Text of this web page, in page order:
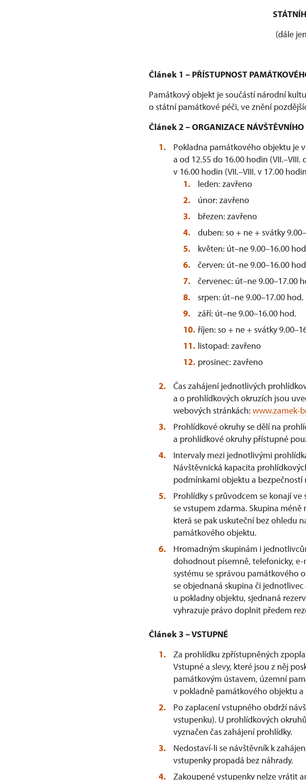
(dále
Článek 1 – PŘÍSTUPNOST
Památkový objekt je součástí národní
o státní památkové péči, ve znění
Článek 2 – ORGANIZACE NÁVŠTĚVNÍHO
Pokladna památkového objektu je
a od 12.55 do 16.00 hodin
v 16.00 hodin (VII.–VIII. v 17.00
leden: zavřeno
únor: zavřeno
březen: zavřeno
duben: so + ne + svátky
květen: út–ne 9.00–16.00
červen: út–ne 9.00–16.00
červenec: út–ne 9.00–17.00
srpen: út–ne 9.00–17.00 hod.
září: út–ne 9.00–16.00 hod.
říjen: so + ne + svátky
listopad: zavřeno
prosinec: zavřeno
Čas zahájení jednotlivých
a o prohlídkových okruzích jsou
webových stránkách: www.zamek-
Prohlídkové okruhy se dělí na
a prohlídkové okruhy přístupné
Intervaly mezi jednotlivými
Návštěvnická kapacita
podmínkami objektu a bezpečností
Prohlídky s průvodcem se konají
se vstupem zdarma. Skupina
která se pak uskuteční bez ohledu
památkového objektu.
Hromadným skupinám i
dohodnout písemně, telefonicky,
systému se správou památkového
se objednaná skupina či
u pokladny objektu, sjednaná
vyhrazuje právo doplnit předem
Článek 3 – VSTUPNÉ
Za prohlídku zpřístupněných
Vstupné a slevy, které jsou z něj
památkovým ústavem, územní
v pokladně památkového objektu
Po zaplacení vstupného obdrží
vstupenku). U prohlídkových
vyznačen čas zahájení prohlídky.
Nedostaví-li se návštěvník k
vstupenky propadá bez náhrady.
Zakoupené vstupenky nelze vrátit